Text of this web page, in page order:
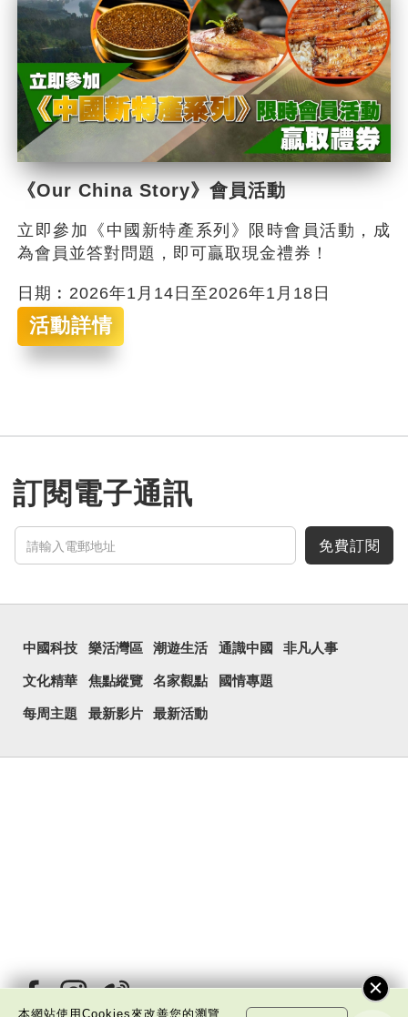
《Our China Story》會員活動
立即參加《中國新特產系列》限時會員活動，成
為會員並答對問題，即可贏取現金禮券！
日期︰2026年1月14日至2026年1月18日
活動詳情
訂閱電子通訊
免費訂閱
中國科技 樂活灣區 潮遊生活 通識中國 非凡人事
文化精華 焦點縱覽 名家觀點 國情專題
每周主題 最新影片 最新活動
本網站使用Cookies來改善您的瀏覽